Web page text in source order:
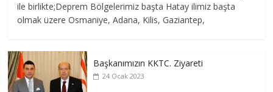
ile birlikte;Deprem Bölgelerimiz başta Hatay ilimiz başta
olmak üzere Osmaniye, Adana, Kilis, Gaziantep,
Başkanımızın KKTC. Ziyareti
24 Ocak 2023